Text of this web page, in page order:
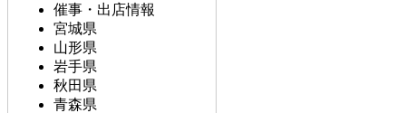
催事・出店情報
宮城県
山形県
岩手県
秋田県
青森県